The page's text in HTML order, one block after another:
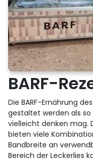
BARF-
Die BARF-Ernährung
gestaltet werden als
vielleicht denken mag.
bieten viele
Bandbreite an
Bereich der Leckerlies